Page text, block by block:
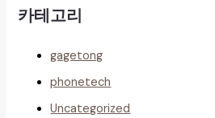
카테고리
gagetong
phonetech
Uncategorized